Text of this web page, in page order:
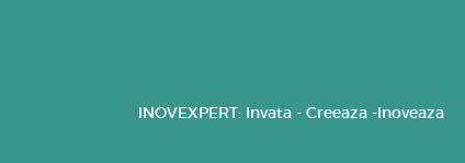
INOVEXPERT: Invata - Creeaza -Inoveaza